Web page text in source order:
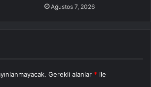
Ağustos 7, 2026
Gerekli alanlar * ile